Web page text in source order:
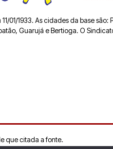
01/1933. As cidades da base
Guarujá e Bertioga. O
que citada a fonte.